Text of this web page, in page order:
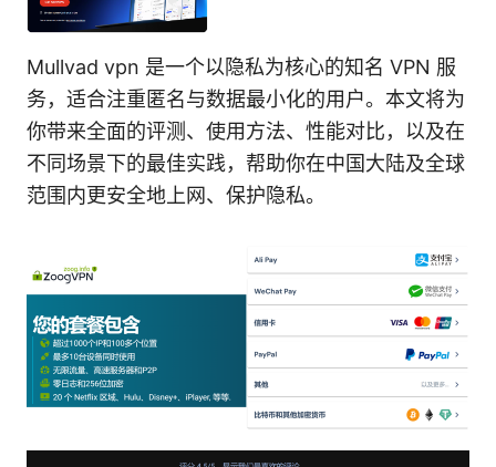
Mullvad vpn 是一个以隐私为核心的知名 VPN 服
务，适合注重匿名与数据最小化的用户。本文将为
你带来全面的评测、使用方法、性能对比，以及在
不同场景下的最佳实践，帮助你在中国大陆及全球
范围内更安全地上网、保护隐私。